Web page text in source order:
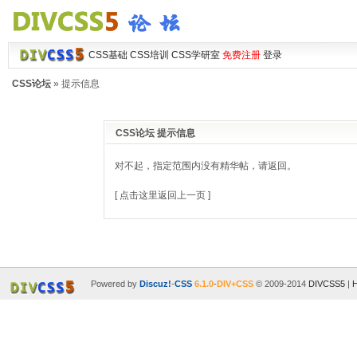
CSS基础 CSS培训 CSS学研室 免费注册 登录
CSS论坛» 提示信息
CSS论坛 提示信息
对不起，指定范围内没有精华帖，请返回。
[ 点击这里返回上一页 ]
Powered by Discuz!-CSS 6.1.0-DIV+CSS© 2009-2014 DIVCSS5|